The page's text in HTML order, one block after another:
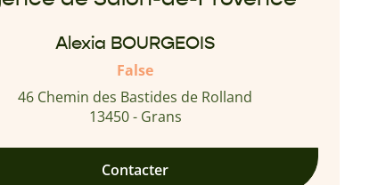
Alexia BOURGEOIS
False
46 Chemin des Bastides de Rolland
13450 - Grans
Contacter